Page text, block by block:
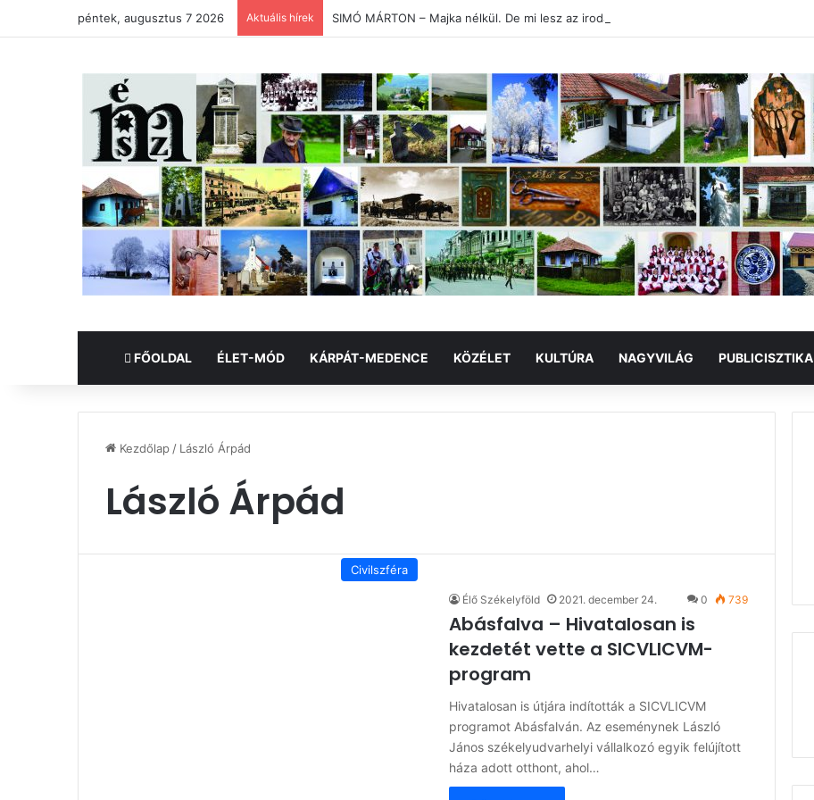
péntek, augusztus 7 2026 Aktuális hírek SIMÓ MÁRTON – Majka nélkül. De mi lesz az irodalommal?
FŐOLDAL ÉLET-MÓD KÁRPÁT-MEDENCE KÖZÉLET KULTÚRA NAGYVILÁG PUBLICISZTIKA
Kezdőlap / László Árpád
László Árpád
Civilszféra
Élő Székelyföld 2021. december 24. 0 739
Abásfalva – Hivatalosan is
kezdetét vette a SICVLICVM-
program
Hivatalosan is útjára indították a SICVLICVM
programot Abásfalván. Az eseménynek László
János székelyudvarhelyi vállalkozó egyik felújított
háza adott otthont, ahol…